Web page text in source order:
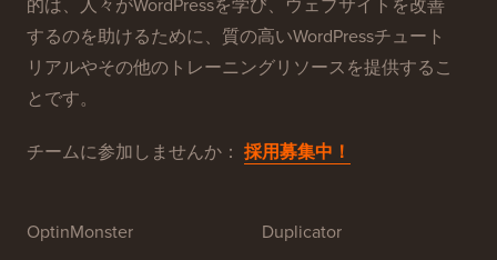
WPBeginner®について
WPBeginnerは、初心者向けの無料WordPressリソース
Balkhiによって設立されました。このサイトの主な目
リアルやその他のトレーニングリソースを提供するこ